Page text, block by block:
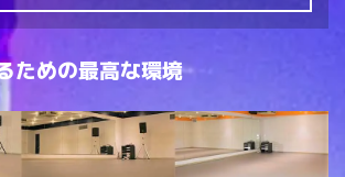
ための最高な環境